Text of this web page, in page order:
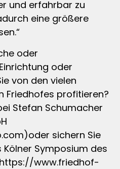
und erfahrbar zu
eine größere
oder
oder
von den vielen
Friedhofes profitieren?
Stefan Schumacher
sichern Sie
Symposium des
www.friedhof-